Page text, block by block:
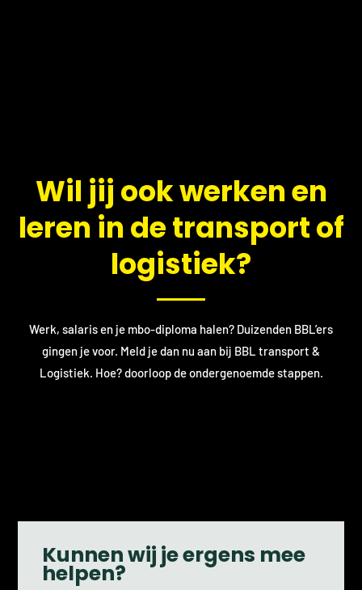
​Wil jij ook werken en
leren in de transport of
logistiek?
Werk, salaris en je mbo-diploma halen? Duizenden BBL’ers
gingen je voor. Meld je dan nu aan bij BBL transport &
Logistiek. Hoe? doorloop de ondergenoemde stappen.
Kunnen wij je ergens mee
helpen?